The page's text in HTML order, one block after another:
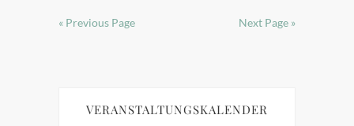
« Previous Page Next Page »
VERANSTALTUNGSKALENDER